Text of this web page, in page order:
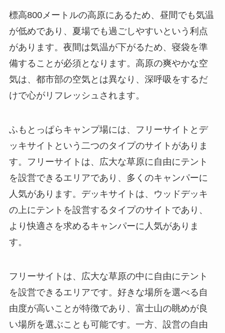
標高800メートルの高原にあるため、昼間でも気温
が低めであり、夏場でも過ごしやすいという利点
があります。夜間は気温が下がるため、寝袋を準
備することが必須となります。高原の爽やかな空
気は、都市部の空気とは異なり、深呼吸をするだ
けで心がリフレッシュされます。
ふもとっぱらキャンプ場には、フリーサイトとデ
ッキサイトという二つのタイプのサイトがありま
す。フリーサイトは、広大な草原に自由にテント
を設営できるエリアであり、多くのキャンパーに
人気があります。デッキサイトは、ウッドデッキ
の上にテントを設営するタイプのサイトであり、
より快適さを求めるキャンパーに人気がありま
す。
フリーサイトは、広大な草原の中に自由にテント
を設営できるエリアです。好きな場所を選べる自
由度が高いことが特徴であり、富士山の眺めが良
い場所を選ぶことも可能です。一方、設営の自由